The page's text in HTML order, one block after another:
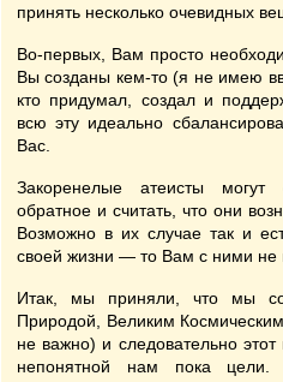
принять несколько очевидных
Во-первых, Вам просто
Вы созданы кем-то (я не имею
кто придумал, создал и
всю эту идеально
Вас.
Закоренелые атеисты могут
обратное и считать, что они
Возможно в их случае так и
своей жизни — то Вам с ними не
Итак, мы приняли, что мы
Природой, Великим
не важно) и следовательно
непонятной нам пока